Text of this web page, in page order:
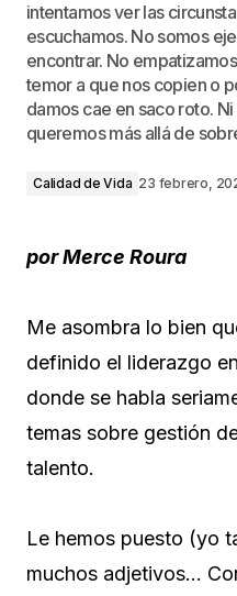
intentamos ver las
escuchamos. No somos
encontrar. No
temor a que nos copien o
damos cae en saco roto.
queremos más allá de
Calidad de Vida 23 febrero,
por Merce Roura
Me asombra lo bien
definido el liderazgo
donde se habla
temas sobre gestión
talento.
Le hemos puesto (yo
muchos adjetivos…